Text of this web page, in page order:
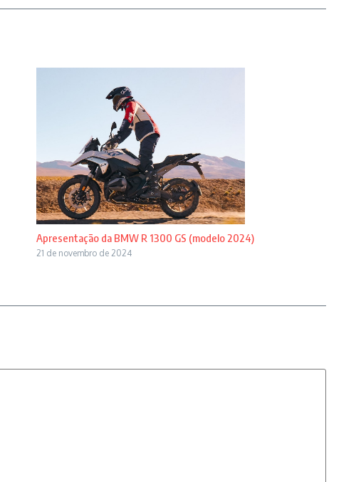
Apresentação da BMW R 1300 GS (modelo 2024)
21 de novembro de 2024